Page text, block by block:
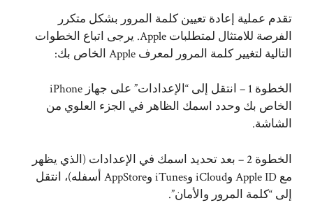
تقدم عملية إعادة تعيين كلمة المرور بشكل متكرر
الفرصة للامتثال لمتطلبات Apple. يرجى اتباع الخطوات
التالية لتغيير كلمة المرور لمعرف Apple الخاص بك:
الخطوة 1 – انتقل إلى “الإعدادات” على جهاز iPhone
الخاص بك وحدد اسمك الظاهر في الجزء العلوي من
الشاشة.
الخطوة 2 – بعد تحديد اسمك في الإعدادات (الذي يظهر
مع Apple ID وiCloud وiTunes وAppStore أسفله)، انتقل
إلى “كلمة المرور والأمان”.